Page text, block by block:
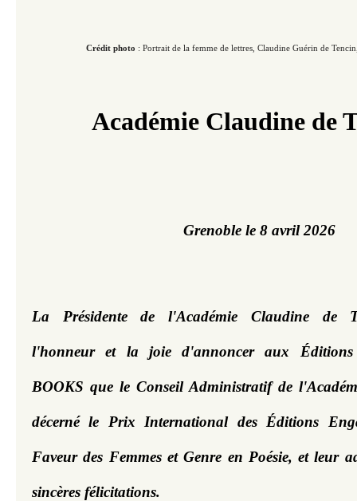
Crédit photo : Portrait de la femme de lettres, Claudine Guérin de
Académie Claudine de
Grenoble le 8 avril 2026
La Présidente de l'Académie Claudine de
l'honneur et la joie d'annoncer aux
BOOKS que le Conseil Administratif de
décerné le Prix International des Éditions
Faveur des Femmes et Genre en Poésie, et leur
sincères félicitations.